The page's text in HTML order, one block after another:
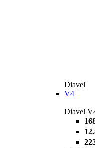
Diavel
V4
Diavel